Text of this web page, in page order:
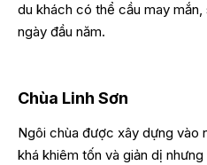
du khách có thể cầu may
ngày đầu năm.
Chùa Linh Sơn
Ngôi chùa được xây dựng vào
khá khiêm tốn và giản dị